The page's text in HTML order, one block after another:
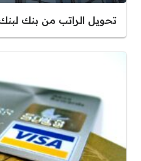
تحويل الراتب من بنك